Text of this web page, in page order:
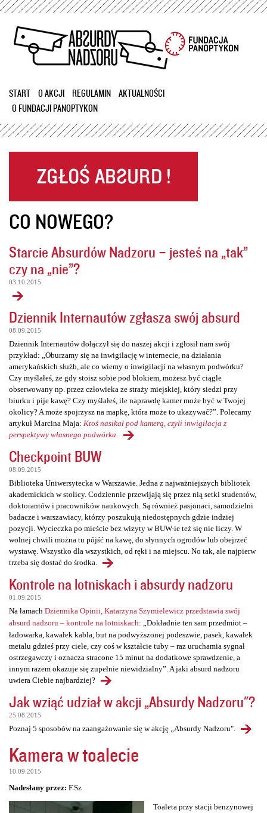
Przejdź
treści
START O AKCJI REGULAMIN
AKTUALNOŚCI
O FUNDACJI PANOPTYKON
CO NOWEGO?
Starcie Absurdów Nadzoru – jesteś na „tak”
czy na „nie”?
03.10.2015
Dziennik Internautów zgłasza swój absurd
08.09.2015
Dziennik Internautów dołączył się do naszej akcji i zgłosił nam swój
przykład: „Oburzamy się na inwigilację w internecie, na działania
amerykańskich służb, ale co wiemy o inwigilacji na własnym podwórku?
Czy myślałeś, że gdy stoisz sobie pod blokiem, możesz być ciągle
obserwowany np. przez człowieka ze straży miejskiej, który siedzi przy
biurku i pije kawę? Czy myślałeś, ile naprawdę kamer może być w Twojej
okolicy? A może spojrzysz na mapkę, która może to ukazywać?”. Polecamy
artykuł Marcina Maja: Ktoś nasikał pod kamerą, czyli inwigilacja z
perspektywy własnego podwórka
Checkpoint BUW
08.09.2015
Biblioteka Uniwersytecka w Warszawie. Jedna z najważniejszych bibliotek
akademickich w stolicy. Codziennie przewijają się przez nią setki studentów,
doktorantów i pracowników naukowych. Są również pasjonaci, samodzielni
badacze i warszawiacy, którzy poszukują niedostępnych gdzie indziej
pozycji. Wycieczka po mieście bez wizyty w BUW-ie też się nie liczy. W
wolnej chwili można tu pójść na kawę, do słynnych ogrodów lub obejrzeć
wystawę. Wszystko dla wszystkich, od ręki i na miejscu. No tak, ale najpierw
trzeba się dostać do środka.
Kontrole na lotniskach i absurdy nadzoru
01.09.2015
Na łamach Dziennika Opinii, Katarzyna Szymielewicz przedstawia swój
absurd nadzoru – kontrole na lotniskach: „Dokładnie ten sam przedmiot –
ładowarka, kawałek kabla, but na podwyższonej podeszwie, pasek, kawałek
metalu gdzieś przy ciele, czy coś w kształcie tuby – raz uruchamia sygnał
ostrzegawczy i oznacza stracone 15 minut na dodatkowe sprawdzenie, a
innym razem okazuje się zupełnie niewidzialny”. A jaki absurd nadzoru
uwiera Ciebie najbardziej?
Jak wziąć udział w akcji „Absurdy Nadzoru"?
25.08.2015
Poznaj 5 sposobów na zaangażowanie się w akcję „Absurdy Nadzoru".
Kamera w toalecie
10.09.2015
Nadesłany przez: F.Sz
Toaleta przy stacji benzynowej